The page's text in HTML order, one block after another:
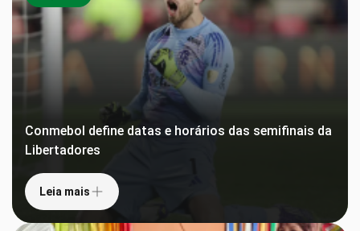
Conmebol define datas e horários das semifinais da
Libertadores
Leia mais